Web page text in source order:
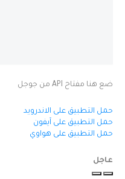
ضع هنا مفتاح API من جوجل
حمل التطبيق على الاندرويد
حمل التطبيق على آيفون
حمل التطبيق على هواوي
عاجل